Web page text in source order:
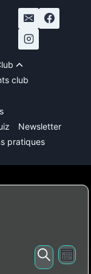
le
club
Newsletter
pratiques
Mois